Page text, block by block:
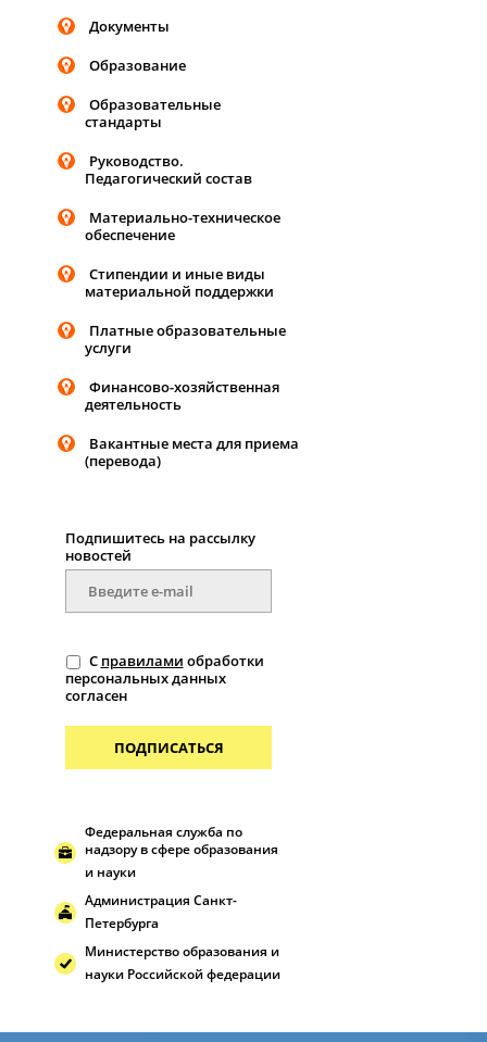
Документы
Образование
Образовательные
стандарты
Руководство.
Педагогический состав
Материально-техническое
обеспечение
Стипендии и иные виды
материальной поддержки
Платные образовательные
услуги
Финансово-хозяйственная
деятельность
Вакантные места для приема
(перевода)
Подпишитесь на рассылку
новостей
С правилами обработки
персональных данных
согласен
ПОДПИСАТЬСЯ
Федеральная служба по
надзору в сфере образования
и науки
Администрация Санкт-
Петербурга
Министерство образования и
науки Российской федерации